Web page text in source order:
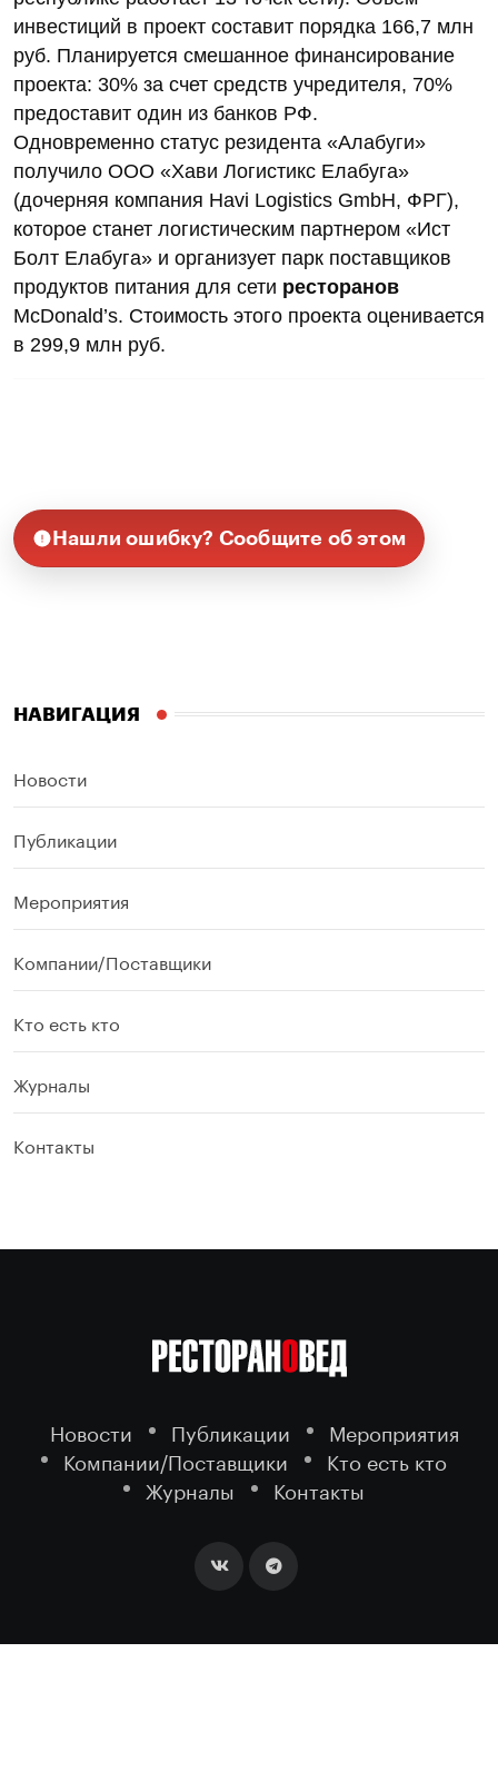
инвестиций в проект составит порядка 166,7 млн
руб. Планируется смешанное финансирование
проекта: 30% за счет средств учредителя, 70%
предоставит один из банков РФ.
Одновременно статус резидента «Алабуги»
получило ООО «Хави Логистикс Елабуга»
(дочерняя компания Havi Logistics GmbH, ФРГ),
которое станет логистическим партнером «Ист
Болт Елабуга» и организует парк поставщиков
продуктов питания для сети ресторанов
McDonald’s. Стоимость этого проекта оценивается
в 299,9 млн руб.
Нашли ошибку? Сообщите об этом
НАВИГАЦИЯ
Новости
Публикации
Мероприятия
Компании/Поставщики
Кто есть кто
Журналы
Контакты
Новости Публикации
Мероприятия
Компании/Поставщики
Кто есть кто
Журналы
Контакты